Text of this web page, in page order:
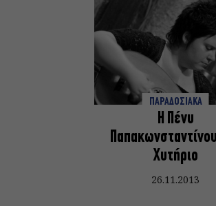
ΠΑΡΑΔΟΣΙΑΚΑ
Η Πένυ
Χυτήριο
26.11.2013